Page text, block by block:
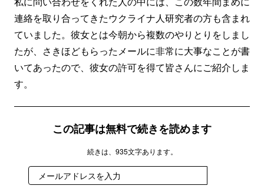
連絡を取り合ってきたウクライナ人研究者の方も含まれ
ていました。彼女とは今朝から複数のやりとりをしまし
たが、さきほどもらったメールに非常に大事なことが書
いてあったので、彼女の許可を得て皆さんにご紹介しま
す。
この記事は無料で続きを読めます
続きは、935文字あります。